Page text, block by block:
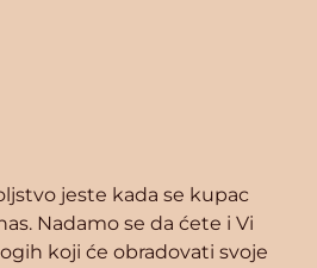
jeste kada se kupac
Nadamo se da ćete i Vi
koji će obradovati svoje